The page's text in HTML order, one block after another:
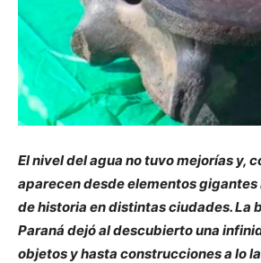
El nivel del agua no tuvo mejorías y,
aparecen desde elementos
de historia en distintas ciudades. La
Paraná dejó al descubierto una
objetos y hasta construcciones a lo